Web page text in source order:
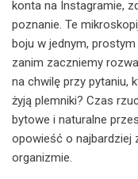
konta na Instagramie,
poznanie. Te
boju w jednym,
zanim zaczniemy
na chwilę przy pytaniu,
żyją plemniki? Czas
bytowe i naturalne
opowieść o najbardziej
organizmie.